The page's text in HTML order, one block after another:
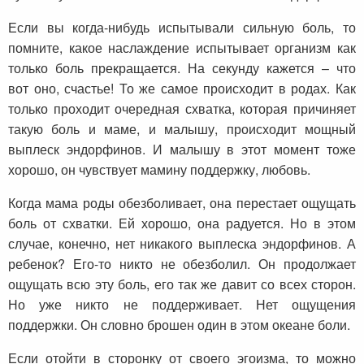
Если вы когда-нибудь испытывали сильную боль, то
помните, какое наслаждение испытывает организм как
только боль прекращается. На секунду кажется – что
вот оно, счастье! То же самое происходит в родах. Как
только проходит очередная схватка, которая причиняет
такую боль и маме, и малышу, происходит мощный
выплеск эндорфинов. И малышу в этот момент тоже
хорошо, он чувствует мамину поддержку, любовь.
Когда мама роды обезболивает, она перестает ощущать
боль от схватки. Ей хорошо, она радуется. Но в этом
случае, конечно, нет никакого выплеска эндорфинов. А
ребенок? Его-то никто не обезболил. Он продолжает
ощущать всю эту боль, его так же давит со всех сторон.
Но уже никто не поддерживает. Нет ощущения
поддержки. Он словно брошен один в этом океане боли.
Если отойти в сторонку от своего эгоизма, то можно